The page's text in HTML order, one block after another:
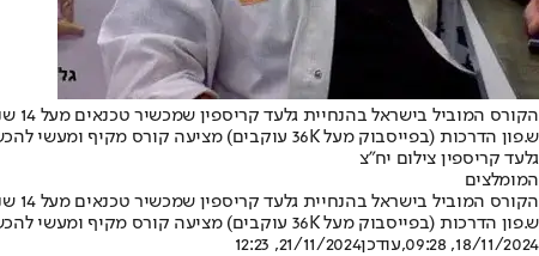
הקורס המוביל בישראל בהנחיית גלעד קריספין שמכשיר טכנאים מעל 14 שנה !!!
ש.פון הדרכות (בפייסבוק מעל 36K עוקבים) מציעה קורס מקיף ומעשי להכשרת טכנאי סלולר, המתמקד ב-90% תרגול מעשי. עם סניפים בבאר שבע ותל אביב, הקורס מונחה על ידי גלעד קריספין, שמכשיר טכנאים מעל 14 שנה
גלעד קריספין צילום יח"צ
המומלצים
הקורס המוביל בישראל בהנחיית גלעד קריספין שמכשיר טכנאים מעל 14 שנה !!!
ש.פון הדרכות (בפייסבוק מעל 36K עוקבים) מציעה קורס מקיף ומעשי להכשרת טכנאי סלולר, המתמקד ב-90% תרגול מעשי. עם סניפים בבאר שבע ותל אביב, הקורס מונחה על ידי גלעד קריספין, שמכשיר טכנאים מעל 14 שנה
18/11/2024, 09:28
,עודכן21/11/2024, 12:23